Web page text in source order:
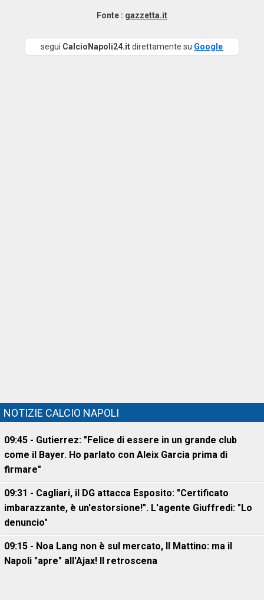
Fonte : gazzetta.it
segui CalcioNapoli24.itdirettamente su Google
NOTIZIE CALCIO NAPOLI
09:45 - Gutierrez: "Felice di essere in un grande club
come il Bayer. Ho parlato con Aleix Garcia prima di
firmare"
09:31 - Cagliari, il DG attacca Esposito: "Certificato
imbarazzante, è un'estorsione!". L'agente Giuffredi: "Lo
denuncio"
09:15 - Noa Lang non è sul mercato, Il Mattino: ma il
Napoli "apre" all'Ajax! Il retroscena